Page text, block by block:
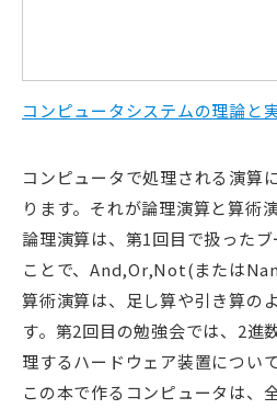
コンピュータシステムの理論と
コンピュータで処理される演算
ります。それが論理演算と算術演
論理演算は、第1回目で扱った
ことで、And,Or,Not(または
算術演算は、足し算や引き算の
す。第2回目の勉強会では、2進
理するハードウェア装置につい
この本で作るコンピュータは、